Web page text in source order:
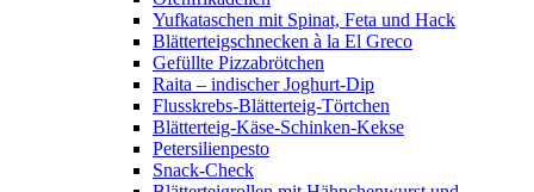
Yufkataschen mit Spinat, Feta und Hack
Blätterteigschnecken à la El Greco
Gefüllte Pizzabrötchen
Raita – indischer Joghurt-Dip
Flusskrebs-Blätterteig-Törtchen
Blätterteig-Käse-Schinken-Kekse
Petersilienpesto
Snack-Check